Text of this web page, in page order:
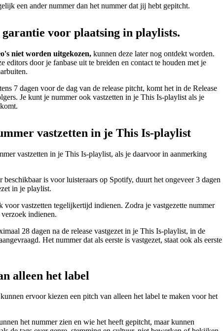
een ander nummer dan het nummer dat jij hebt gepitcht.
garantie voor plaatsing in playlists.
niet worden uitgekozen, kunnen deze later nog ontdekt worden.
editors door je fanbase uit te breiden en contact te houden met je
7 dagen voor de dag van de release pitcht, komt het in de Release
Je kunt je nummer ook vastzetten in je This Is-playlist als je
vastzetten in je This Is-playlist
vastzetten in je This Is-playlist, als je daarvoor in aanmerking
beschikbaar is voor luisteraars op Spotify, duurt het ongeveer 3 dagen
in je playlist.
voor vastzetten tegelijkertijd indienen. Zodra je vastgezette nummer
indienen.
28 dagen na de release vastgezet in je This Is-playlist, in de
Het nummer dat als eerste is vastgezet, staat ook als eerste
alleen het label
ervoor kiezen een pitch van alleen het label te maken voor het
het nummer zien en wie het heeft gepitcht, maar kunnen